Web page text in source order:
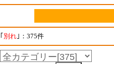
｢ 別れ ｣：375件